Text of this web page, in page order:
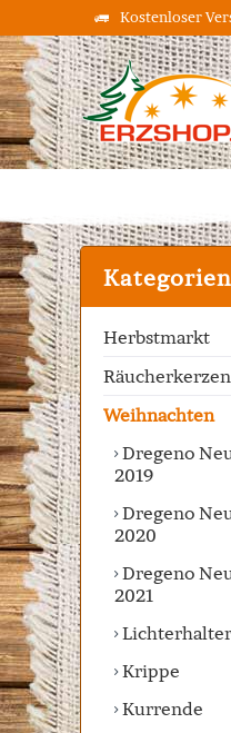
Kostenloser
Kategorien
Herbstmarkt
Räucherkerzen
Weihnachten
Dregeno
2019
Dregeno
2020
Dregeno
2021
Lichterhalter
Krippe
Kurrende